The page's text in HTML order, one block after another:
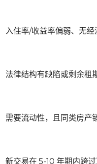
入住率/收益率偏弱、无经
法律结构有缺陷或剩余租
需要流动性，且同类房产
新交易在 5-10 年期内跨